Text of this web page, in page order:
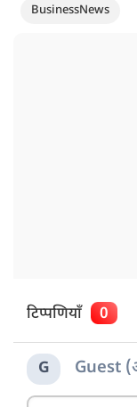
BusinessNews
टिप्पणियाँ 0
G Guest